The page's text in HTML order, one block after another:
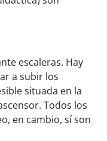
escaleras. Hay
a subir los
situada en la
Todos los
en cambio, sí son